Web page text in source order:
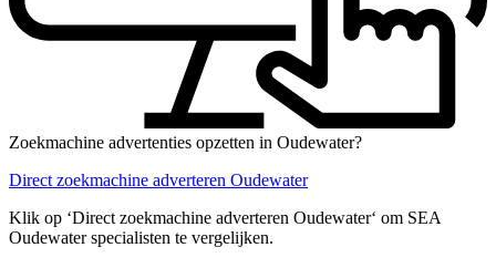
Zoekmachine advertenties opzetten in Oudewater?
Direct zoekmachine adverteren Oudewater
Klik op ‘Direct zoekmachine adverteren Oudewater‘ om SEA
Oudewater specialisten te vergelijken.